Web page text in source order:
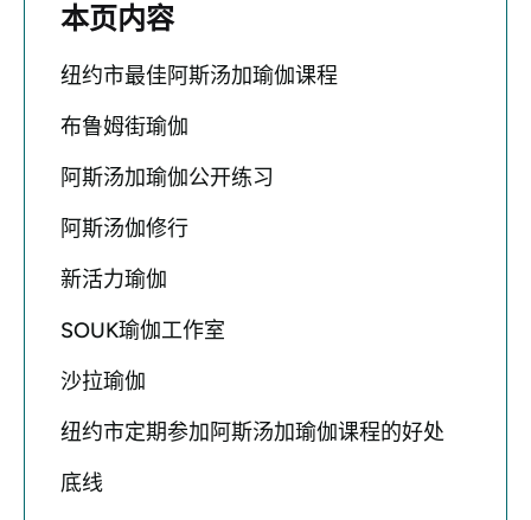
本页内容
纽约市最佳阿斯汤加瑜伽课程
布鲁姆街瑜伽
阿斯汤加瑜伽公开练习
阿斯汤伽修行
新活力瑜伽
SOUK瑜伽工作室
沙拉瑜伽
纽约市定期参加阿斯汤加瑜伽课程的好处
底线